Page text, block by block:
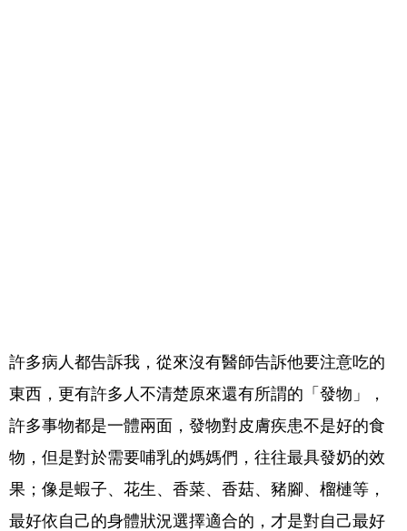
許多病人都告訴我，從來沒有醫師告訴他要注意吃的
東西，更有許多人不清楚原來還有所謂的「發物」，
許多事物都是一體兩面，發物對皮膚疾患不是好的食
物，但是對於需要哺乳的媽媽們，往往最具發奶的效
果；像是蝦子、花生、香菜、香菇、豬腳、榴槤等，
最好依自己的身體狀況選擇適合的，才是對自己最好